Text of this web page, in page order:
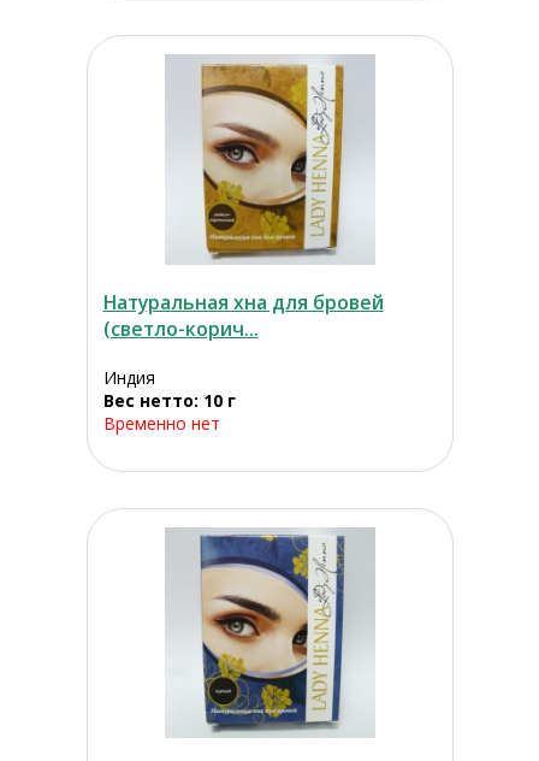
Натуральная хна для бровей
(светло-корич...
Индия
Вес нетто: 10 г
Временно нет